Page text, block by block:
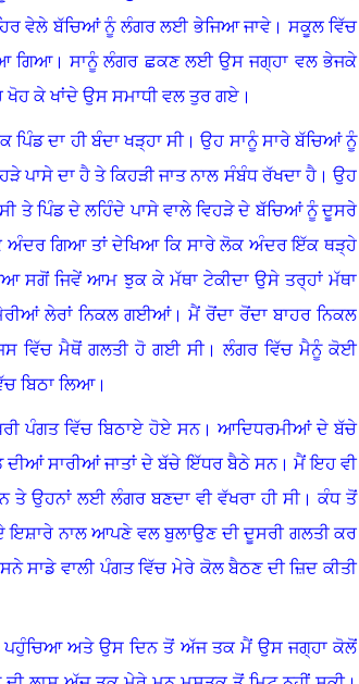
ਵੇਲੇ ਬੱਚਿਆਂ ਨੂੰ ਲੰਗਰ ਲਈ ਭੇਜਿਆ ਜਾਵੇ। ਸਕੂਲ ਵਿੱਚ
ਗਿਆ।ਸਾਨੂੰ ਲੰਗਰ ਛਕਣ ਲਈ ਉਸ ਜਗ੍ਹਾ ਵਲ ਭੇਜਕੇ
ਕੇ ਖਾਂਦੇ ਉਸ ਸਮਾਧੀ ਵਲ ਤੁਰ ਗਏ ।
ਦਾ ਹੀ ਬੰਦਾ ਖੜ੍ਹਾ ਸੀ।ਉਹ ਸਾਨੂੰ ਸਾਰੇ ਬੱਚਿਆਂ ਨੂੰ
ਪਾਸੇ ਦਾ ਹੈ ਤੇ ਕਿਹੜੀ ਜਾਤ ਨਾਲ ਸੰਬੰਧ ਰੱਖਦਾ ਹੈ।ਉਹ
ਤੇ ਪਿੰਡ ਦੇ ਲਹਿੰਦੇ ਪਾਸੇ ਵਾਲੇ ਵਿਹੜੇ ਦੇ ਬੱਚਿਆਂ ਨੂੰ ਦੂਸਰੇ
ਗਿਆ ਤਾਂ ਦੇਖਿਆ ਕਿ ਸਾਰੇ ਲੋਕ ਅੰਦਰ ਇੱਕ ਥੜ੍ਹੇ
ਸਗੋਂ ਜਿਵੇਂ ਆਮ ਝੁਕ ਕੇ ਮੱਥਾ ਟੇਕੀਦਾ ਉਸੇ ਤਰ੍ਹਾਂ ਮੱਥਾ
ਮੇਰੀਆਂ ਲੇਰਾਂ ਨਿਕਲ ਗਈਆਂ।ਮੈਂ ਰੋਂਦਾ ਰੋਂਦਾ ਬਾਹਰ ਨਿਕਲ
ਵਿੱਚ ਮੈਥੋਂ ਗਲਤੀ ਹੋ ਗਈ ਸੀ।ਲੰਗਰ ਵਿੱਚ ਮੈਨੂੰ ਕੋਈ
ਬਿਠਾ ਲਿਆ।
ਪੰਗਤ ਵਿੱਚ ਬਿਠਾਏ ਹੋਏ ਸਨ।ਆਦਿਧਰਮੀਆਂ ਦੇ ਬੱਚੇ
ਦੀਆਂ ਸਾਰੀਆਂ ਜਾਤਾਂ ਦੇ ਬੱਚੇ ਇੱਧਰ ਬੈਠੇ ਸਨ। ਮੈਂ ਇਹ ਵੀ
ਤੇ ਉਹਨਾਂ ਲਈ ਲੰਗਰ ਬਣਦਾ ਵੀ ਵੱਖਰਾ ਹੀ ਸੀ।ਕੰਧ ਤੋਂ
ਨਾਲ ਆਪਣੇ ਵਲ ਬੁਲਾਉਣ ਦੀ ਦੂਸਰੀ ਗਲਤੀ ਕਰ
ਸਾਡੇ ਵਾਲੀ ਪੰਗਤ ਵਿੱਚ ਮੇਰੇ ਕੋਲ ਬੈਠਣ ਦੀ ਜ਼ਿਦ ਕੀਤੀ
ਪਹੁੰਚਿਆ ਅਤੇ ਉਸ ਦਿਨ ਤੋਂ ਅੱਜ ਤਕ ਮੈਂ ਉਸ ਜਗ੍ਹਾ ਕੋਲੋਂ